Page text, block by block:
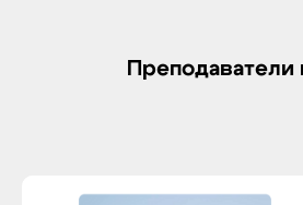
Преподаватели